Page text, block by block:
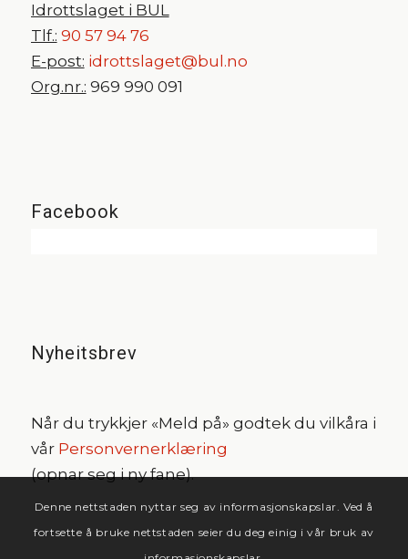
Idrottslaget i BUL
Tlf.: 90 57 94 76
E-post: idrottslaget@bul.no
Org.nr.: 969 990 091
Facebook
Nyheitsbrev
Når du trykkjer «Meld på» godtek du vilkåra i
vår Personvernerklæring
(opnar seg i ny fane).
Denne nettstaden nyttar seg av informasjonskapslar. Ved å
fortsette å bruke nettstaden seier du deg einig i vår bruk av